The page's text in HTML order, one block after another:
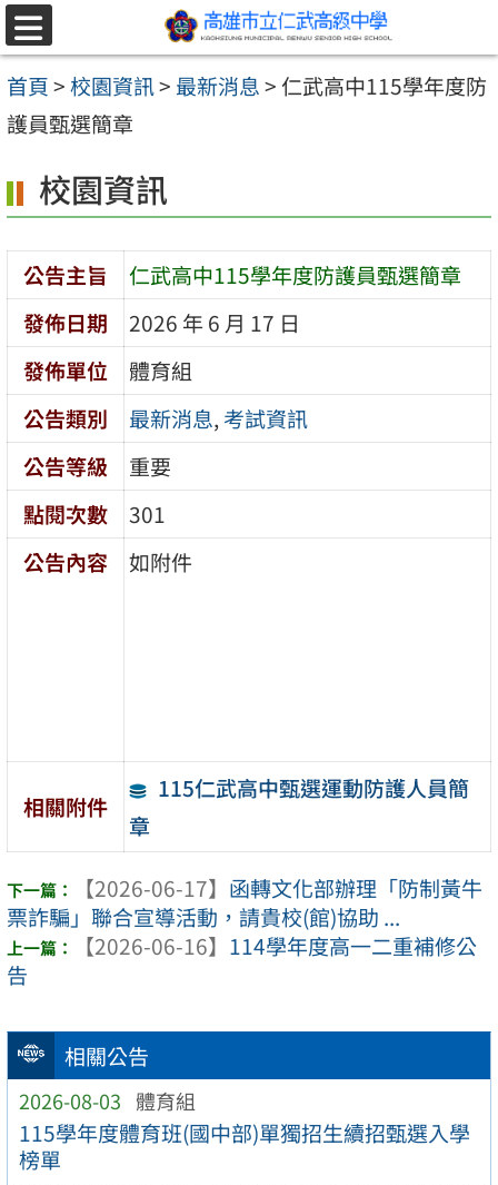
跳至主要內容區
選
單
首頁>校園資訊> 最新消息> 仁武高中115學年度防
護員甄選簡章
相關公告
2026-08-03 體育組
115學年度體育班(國中部)單獨招生續招甄選入學
榜單
校園資訊
公告主旨
仁武高中115學年度防護員甄選簡章
發佈日期
2026 年 6 月 17 日
發佈單位
體育組
公告類別
最新消息,考試資訊
公告等級
重要
點閱次數
301
公告內容
如附件
相關附件
115仁武高中甄選運動防護人員簡
章
【2026-06-17】 函轉文化部辦理「防制黃牛
票詐騙」聯合宣導活動，請貴校(館)協助 ...
【2026-06-16】 114學年度高一二重補修公
告